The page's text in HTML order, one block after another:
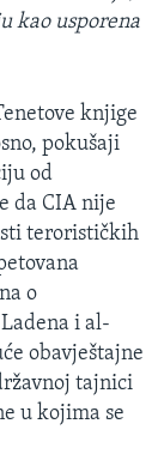
kao usporena
knjige
pokušaji
od
da CIA nije
terorističkih
o
i al-
obavještajne
tajnici
u kojima se